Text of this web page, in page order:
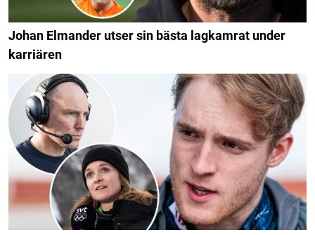
Johan Elmander utser sin bästa lagkamrat under
karriären